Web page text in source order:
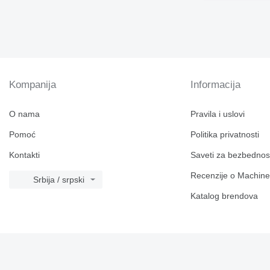
Kompanija
O nama
Pomoć
Kontakti
Srbija / srpski
Informacija
Pravila i uslovi
Politika privatnosti
Saveti za
Recenzije o
Katalog brendova